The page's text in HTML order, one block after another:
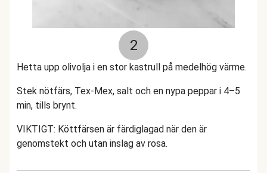
2
Hetta upp olivolja i en stor kastrull på medelhög värme.
Stek nötfärs, Tex-Mex, salt och en nypa peppar i 4–5
min, tills brynt.
VIKTIGT: Köttfärsen är färdiglagad när den är
genomstekt och utan inslag av rosa.